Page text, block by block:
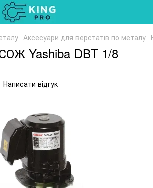
Аксесуари для верстатів по металу
Yashiba DBT 1/8
Написати відгук